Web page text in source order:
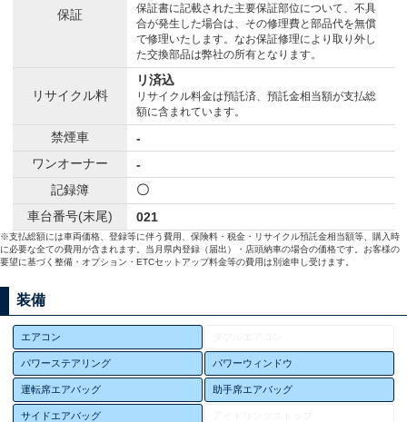
保証
保証書に記載された主要保証部位について、不具
合が発生した場合は、その修理費と部品代を無償
で修理いたします。なお保証修理により取り外し
た交換部品は弊社の所有となります。
リサイクル料
リ済込
リサイクル料金は預託済、預託金相当額が支払総
額に含まれています。
禁煙車
-
ワンオーナー
-
記録簿
〇
車台番号(末尾)
021
※支払総額には車両価格、登録等に伴う費用、保険料・税金・リサイクル預託金相当額等、購入時
に必要な全ての費用が含まれます。当月県内登録（届出）・店頭納車の場合の価格です。お客様の
要望に基づく整備・オプション・ETCセットアップ料金等の費用は別途申し受けます。
装備
エアコン
パワーステアリング パワーウィンドウ
運転席エアバッグ 助手席エアバッグ
サイドエアバッグ